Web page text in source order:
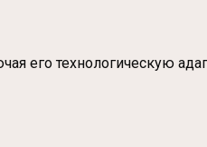
его технологическую